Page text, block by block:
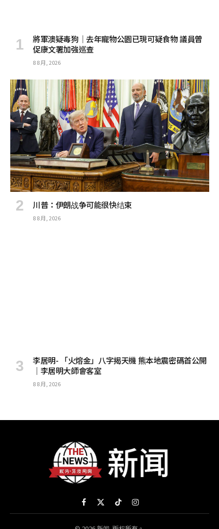
將軍澳疑毒狗│去年寵物公園已現可疑食物 議員曾
促康文署加強巡查
8 8 月, 2026
川普：伊朗战争可能很快结束
8 8 月, 2026
李居明- 「火熔金」八字揭天機 熊本地震密碼首公開
｜李居明大師會客室
8 8 月, 2026
Facebook
X
(Twitter)
TikTokInstagram